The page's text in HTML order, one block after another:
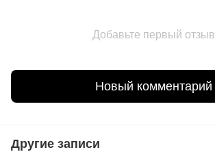
Добавьте первый отзыв
Новый комментарий
Другие записи